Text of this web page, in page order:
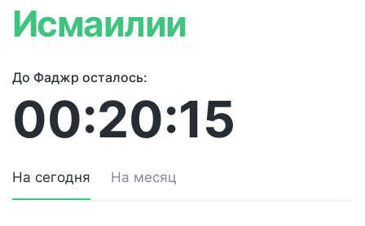
Исмаилии
До Фаджр осталось:
00:20:15
На сегодня На месяц